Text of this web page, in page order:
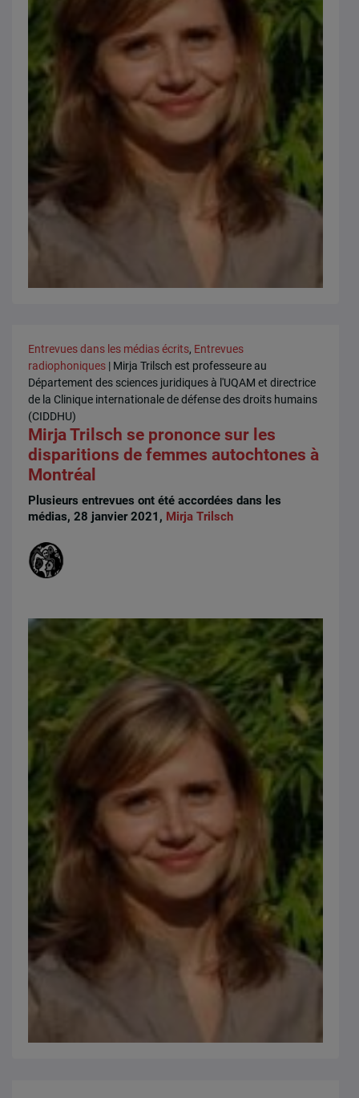
Entrevues dans les médias écrits, Entrevues
radiophoniques | Mirja Trilsch est professeure au
Département des sciences juridiques à l'UQAM et directrice
de la Clinique internationale de défense des droits humains
(CIDDHU)
Mirja Trilsch se prononce sur les
disparitions de femmes autochtones à
Montréal
Plusieurs entrevues ont été accordées dans les
médias, 28 janvier 2021, Mirja Trilsch